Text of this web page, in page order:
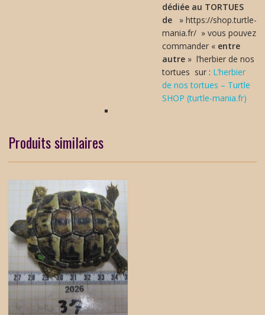
dédiée au TORTUES
de
» https://shop.turtle-
mania.fr/ » vous pouvez
commander « entre
autre» l’herbier de nos
tortues sur : L’herbier
de nos tortues – Turtle
SHOP (turtle-mania.fr)
Produits similaires